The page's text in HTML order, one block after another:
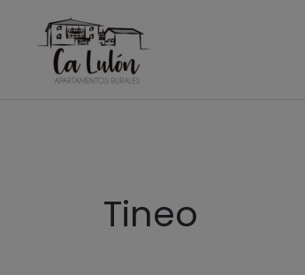
contenido
Tineo
entradas